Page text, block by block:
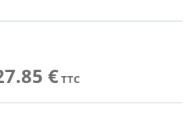
€TTC